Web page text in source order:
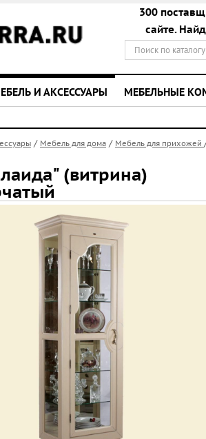
300
сайте.
И АКСЕССУАРЫ МЕБЕЛЬНЫЕ
/ Мебель для дома / Мебель для прихожей
(витрина)